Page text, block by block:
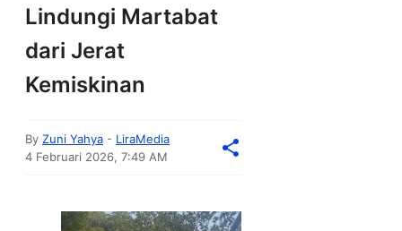
Lindungi Martabat
dari Jerat
Kemiskinan
By Zuni Yahya - LiraMedia
4 Februari 2026, 7:49 AM